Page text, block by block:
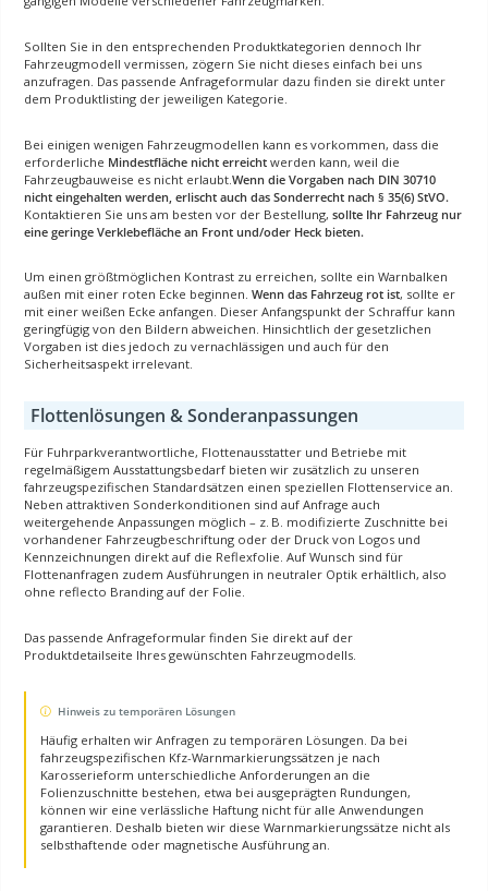
Sollten Sie in den entsprechenden Produktkategorien dennoch Ihr
Fahrzeugmodell vermissen, zögern Sie nicht dieses einfach bei uns
anzufragen. Das passende Anfrageformular dazu finden sie direkt unter
dem Produktlisting der jeweiligen Kategorie.
Bei einigen wenigen Fahrzeugmodellen kann es vorkommen, dass die
erforderliche Mindestfläche nicht erreicht werden kann, weil die
Fahrzeugbauweise es nicht erlaubt. Wenn die Vorgaben nach DIN 30710
nicht eingehalten werden, erlischt auch das Sonderrecht nach § 35(6) StVO.
Kontaktieren Sie uns am besten vor der Bestellung, sollte Ihr Fahrzeug nur
eine geringe Verklebefläche an Front und/oder Heck bieten.
Um einen größtmöglichen Kontrast zu erreichen, sollte ein Warnbalken
außen mit einer roten Ecke beginnen. Wenn das Fahrzeug rot ist, sollte er
mit einer weißen Ecke anfangen. Dieser Anfangspunkt der Schraffur kann
geringfügig von den Bildern abweichen. Hinsichtlich der gesetzlichen
Vorgaben ist dies jedoch zu vernachlässigen und auch für den
Sicherheitsaspekt irrelevant.
Flottenlösungen & Sonderanpassungen
Für Fuhrparkverantwortliche, Flottenausstatter und Betriebe mit
regelmäßigem Ausstattungsbedarf bieten wir zusätzlich zu unseren
fahrzeugspezifischen Standardsätzen einen speziellen Flottenservice an.
Neben attraktiven Sonderkonditionen sind auf Anfrage auch
weitergehende Anpassungen möglich – z. B. modifizierte Zuschnitte bei
vorhandener Fahrzeugbeschriftung oder der Druck von Logos und
Kennzeichnungen direkt auf die Reflexfolie. Auf Wunsch sind für
Flottenanfragen zudem Ausführungen in neutraler Optik erhältlich, also
ohne reflecto Branding auf der Folie.
Das passende Anfrageformular finden Sie direkt auf der
Produktdetailseite Ihres gewünschten Fahrzeugmodells.
Hinweis zu temporären Lösungen
Häufig erhalten wir Anfragen zu temporären Lösungen. Da bei
fahrzeugspezifischen Kfz-Warnmarkierungssätzen je nach
Karosserieform unterschiedliche Anforderungen an die
Folienzuschnitte bestehen, etwa bei ausgeprägten Rundungen,
können wir eine verlässliche Haftung nicht für alle Anwendungen
garantieren. Deshalb bieten wir diese Warnmarkierungssätze nicht als
selbsthaftende oder magnetische Ausführung an.